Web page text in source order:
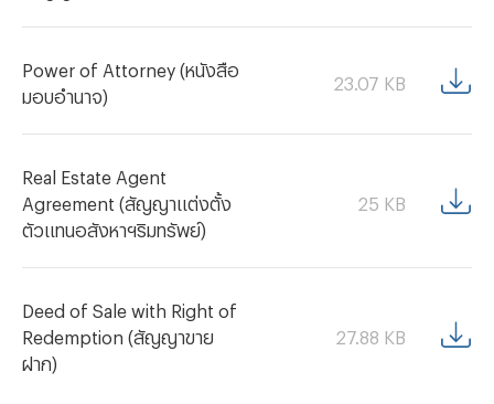
Power of Attorney (หนังสือ
มอบอำนาจ)
23.07 KB
Real Estate Agent
Agreement (สัญญาแต่งตั้ง
ตัวแทนอสังหาฯริมทรัพย์)
25 KB
Deed of Sale with Right of
Redemption (สัญญาขาย
ฝาก)
27.88 KB